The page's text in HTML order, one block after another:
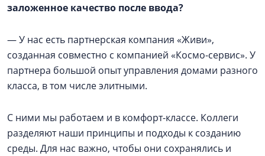
заложенное качество после ввода?
— У нас есть партнерская компания «Живи»,
созданная совместно с компанией «Космо-сервис». У
партнера большой опыт управления домами разного
класса, в том числе элитными.
С ними мы работаем и в комфорт-классе. Коллеги
разделяют наши принципы и подходы к созданию
среды. Для нас важно, чтобы они сохранялись и